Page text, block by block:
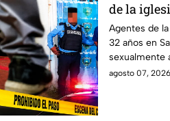
de la
y la niña
Agentes de
32 años en
sexualmente
fue remitido
agosto 07,